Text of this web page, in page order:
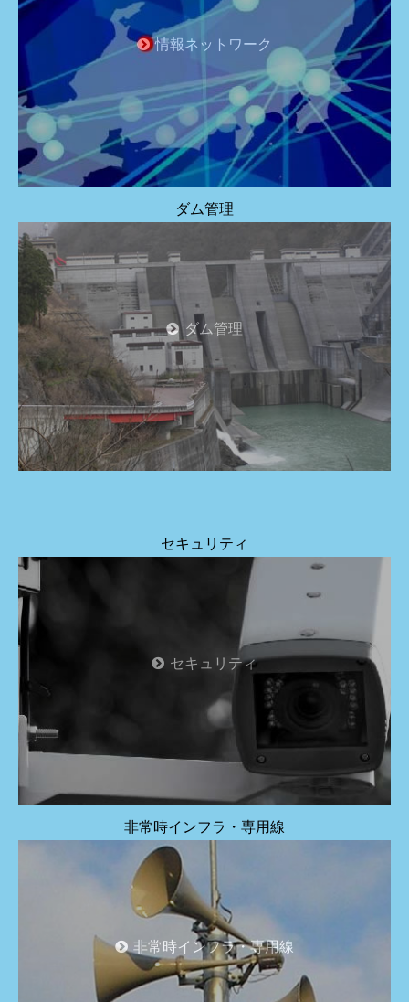
情報ネットワーク
ダム管理
ダム管理
セキュリティ
セキュリティ
非常時インフラ・専用線
非常時インフラ・専用線